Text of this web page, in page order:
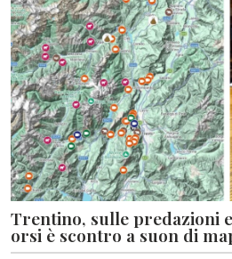
Trentino, sulle predazioni
orsi è scontro a suon di